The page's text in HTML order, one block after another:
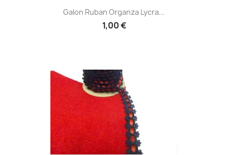
Galon Ruban Organza Lycra...
1,00 €